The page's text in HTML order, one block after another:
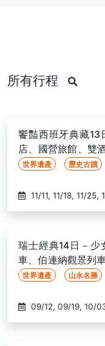
所有行程
饗豔西班牙典藏13
店、國營旅館、雙
堂、阿爾罕布拉宮
世界遺產 歷史古蹟
12/09, 12/16, 12/23, 12/30, 01/07,
02/24, 03/03, 03/10, 03/17,
03/24
瑞士經典14日－少
車、伯連納觀景列
堡、日內瓦
世界遺產 山水名勝